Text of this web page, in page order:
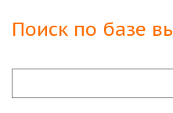
Поиск по базе